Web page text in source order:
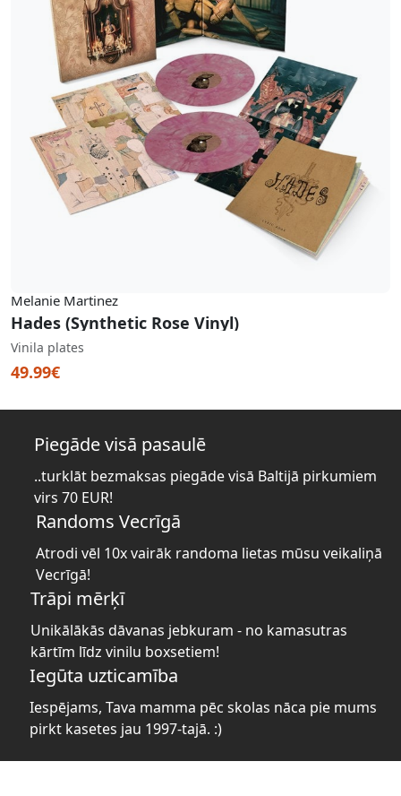
Melanie Martinez
Hades (Synthetic Rose Vinyl)
Vinila plates
49.99€
Piegāde visā pasaulē
..turklāt bezmaksas piegāde visā Baltijā pirkumiem
virs 70 EUR!
Randoms Vecrīgā
Atrodi vēl 10x vairāk randoma lietas mūsu veikaliņā
Vecrīgā!
Trāpi mērķī
Unikālākās dāvanas jebkuram - no kamasutras
kārtīm līdz vinilu boxsetiem!
Iegūta uzticamība
Iespējams, Tava mamma pēc skolas nāca pie mums
pirkt kasetes jau 1997-tajā. :)